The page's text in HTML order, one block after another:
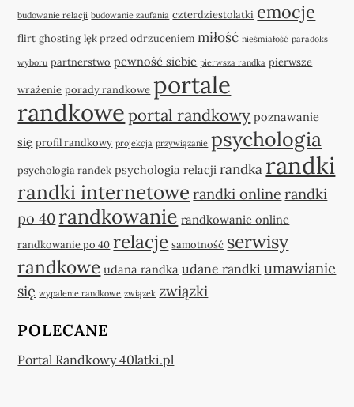
budowanie relacji budowanie zaufania czterdziestolatki emocje
flirt ghosting lęk przed odrzuceniem miłość nieśmiałość paradoks
wyboru partnerstwo pewność siebie pierwsza randka pierwsze
wrażenie porady randkowe portale
randkowe portal randkowy poznawanie
się profil randkowy projekcja przywiązanie psychologia
psychologia randek psychologia relacji randka randki
randki internetowe randki online randki
po 40 randkowanie randkowanie online
randkowanie po 40 relacje samotność serwisy
randkowe udana randka udane randki umawianie
się wypalenie randkowe związek związki
POLECANE
Portal Randkowy 40latki.pl